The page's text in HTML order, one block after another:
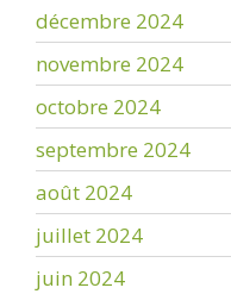
décembre 2024
novembre 2024
octobre 2024
septembre 2024
août 2024
juillet 2024
juin 2024